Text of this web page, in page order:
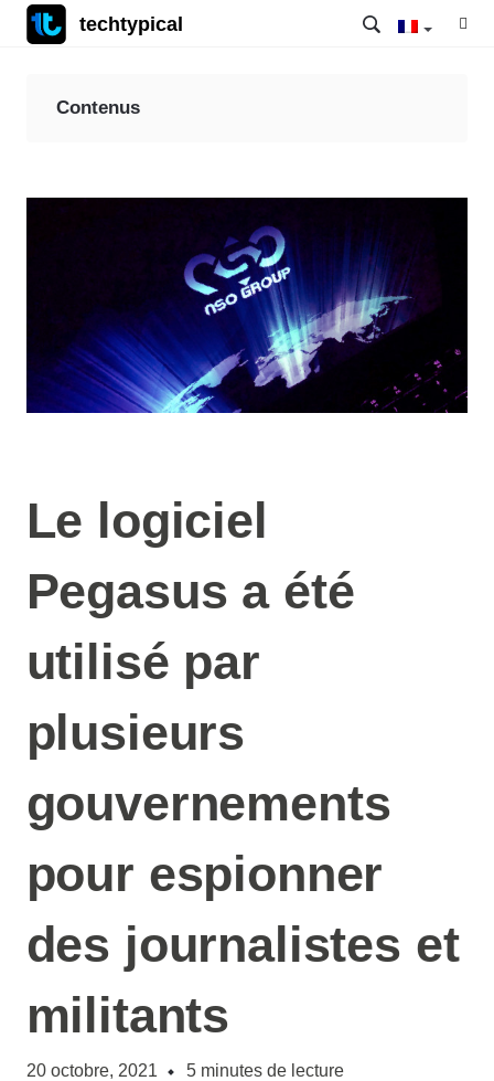
techtypical
Le logiciel
Pegasus a été
utilisé par
plusieurs
gouvernements
pour espionner
des journalistes et
militants
20 octobre, 2021 5 minutes de lecture
Contenus